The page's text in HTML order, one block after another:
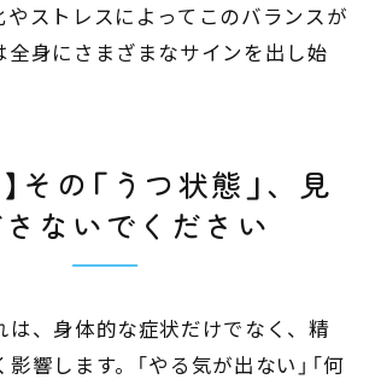
やストレスによってこのバランスが
全身にさまざまなサインを出し始
その「うつ状態」、見
ないでください
は、身体的な症状だけでなく、精
響します。「やる気が出ない」「何